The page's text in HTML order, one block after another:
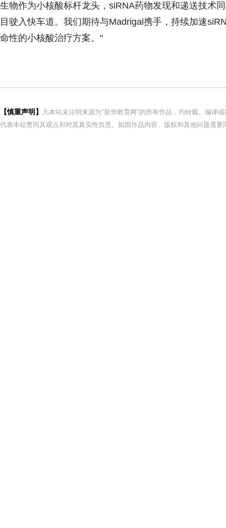
生物作为小核酸标杆龙头，siRNA药物发现和递送技术
目驶入快车道。我们期待与Madrigal携手，持续加速
命性的小核酸治疗方案。"
【慎重声明】
凡本站未注明来源为"新华教育网"的所有作品，均转载、编译
代表本站赞同其观点和对其真实性负责。如因作品内容、版权和其他问题需